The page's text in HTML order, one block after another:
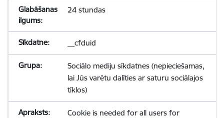
24 stundas
__cfduid
Sociālo mediju sīkdatnes (nepieciešamas,
lai Jūs varētu dalīties ar saturu sociālajos
tīklos)
Cookie is needed for all users for